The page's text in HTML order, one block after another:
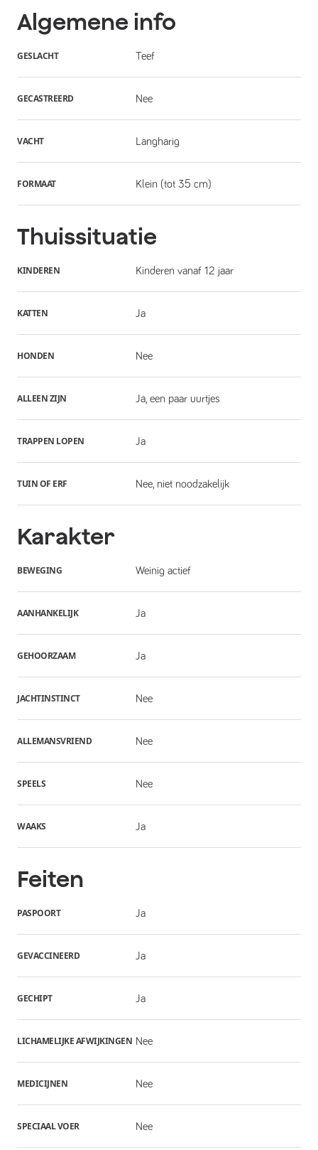
Algemene info
GESLACHT Teef
GECASTREERD Nee
VACHT Langharig
FORMAAT Klein (tot 35 cm)
Thuissituatie
KINDEREN Kinderen vanaf 12 jaar
KATTEN Ja
HONDEN Nee
ALLEEN ZIJN Ja, een paar uurtjes
TRAPPEN LOPEN Ja
TUIN OF ERF Nee, niet noodzakelijk
Karakter
BEWEGING Weinig actief
AANHANKELIJK Ja
GEHOORZAAM Ja
JACHTINSTINCT Nee
ALLEMANSVRIEND Nee
SPEELS Nee
WAAKS Ja
Feiten
PASPOORT Ja
GEVACCINEERD Ja
GECHIPT Ja
LICHAMELIJKE AFWIJKINGEN Nee
MEDICIJNEN Nee
SPECIAAL VOER Nee